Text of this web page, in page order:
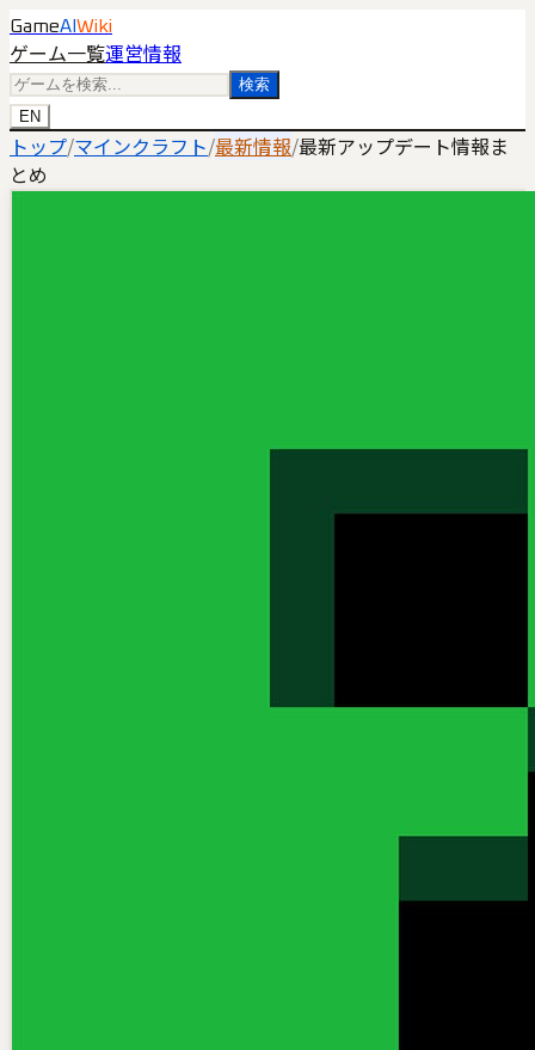
GameAI Wiki
ゲーム一覧運営情報
検索
EN
トップ/マインクラフト/最新情報/最新アップデート情報ま
とめ